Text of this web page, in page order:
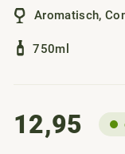
Aromatisch,
750ml
12,95